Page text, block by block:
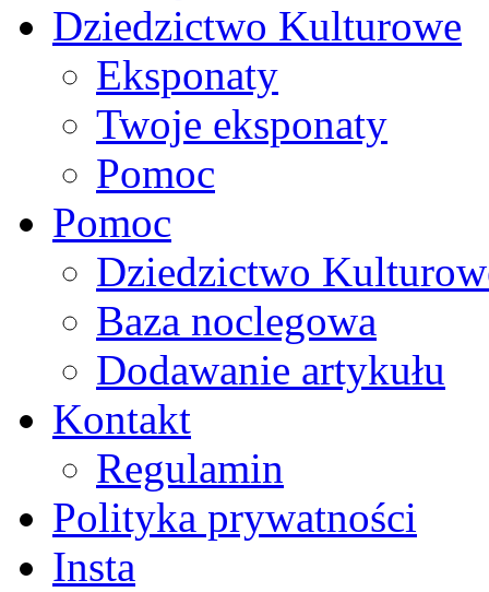
Dziedzictwo Kulturowe
Eksponaty
Twoje eksponaty
Pomoc
Pomoc
Dziedzictwo
Baza noclegowa
Dodawanie artykułu
Kontakt
Regulamin
Polityka prywatności
Insta